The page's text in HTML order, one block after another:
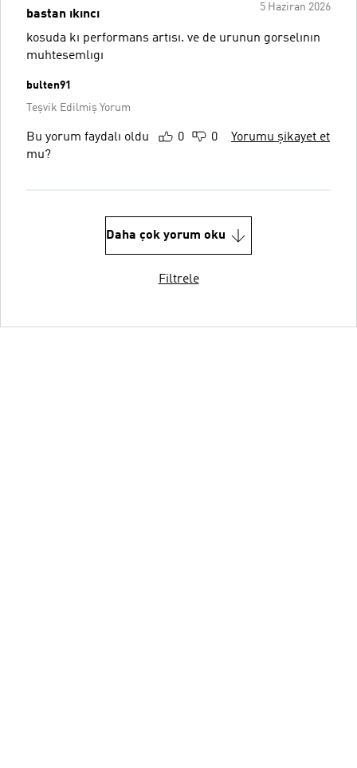
5 Haziran 2026
bastan ıkıncı
kosuda kı performans artısı. ve de urunun gorselının
muhtesemlıgı
bulten91
Teşvik Edilmiş Yorum
Bu yorum faydalı oldu
mu?
0 0 Yorumu şikayet et
Daha çok yorum oku
Filtrele